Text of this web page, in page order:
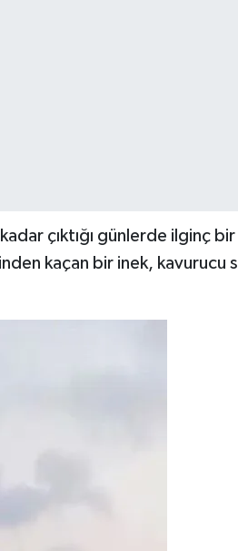
çıktığı günlerde ilginç
kaçan bir inek, kavurucu